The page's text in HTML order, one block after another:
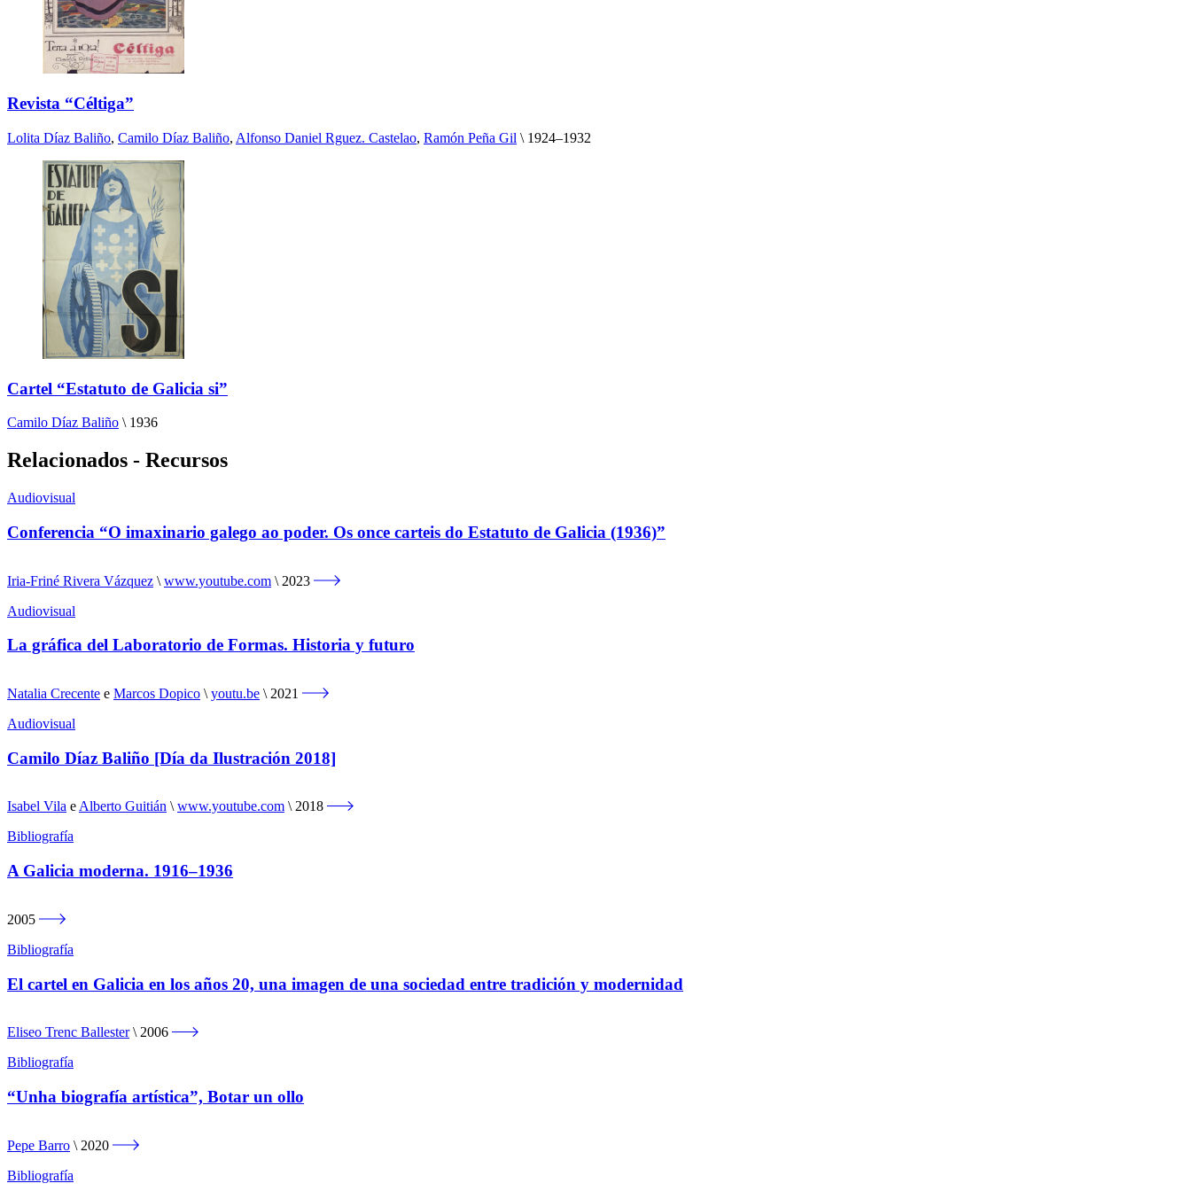
Revista “Céltiga”
Lolita Díaz Baliño, Camilo Díaz Baliño, Alfonso Daniel Rguez. Castelao, Ramón Peña Gil \ 1924–1932
Cartel “Estatuto de Galicia si”
Camilo Díaz Baliño \ 1936
Relacionados - Recursos
Audiovisual
Conferencia “O imaxinario galego ao poder. Os once carteis do Estatuto de Galicia (1936)”
Iria-Friné Rivera Vázquez www.youtube.com
2023
Audiovisual
La gráfica del Laboratorio de Formas. Historia y futuro
Natalia Crecente e Marcos Dopico youtu.be
2021
Audiovisual
Camilo Díaz Baliño [Día da Ilustración 2018]
Isabel Vila eAlberto Guitián www.youtube.com
2018
Bibliografía
A Galicia moderna. 1916–1936
2005
Bibliografía
El cartel en Galicia en los años 20, una imagen de una sociedad entre tradición y modernidad
Eliseo Trenc Ballester
2006
Bibliografía
“Unha biografía artística”, Botar un ollo
Pepe Barro
2020
Bibliografía